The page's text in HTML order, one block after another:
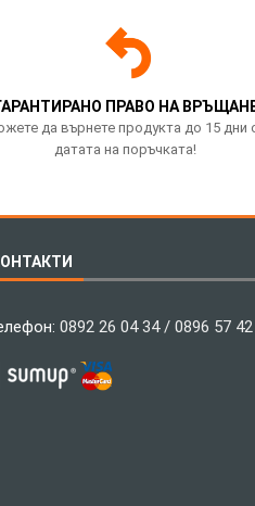
ПРАВО НА
да върнете продукта до 15 дни
датата на поръчката!
0892 26 04 34 / 0896 57 42